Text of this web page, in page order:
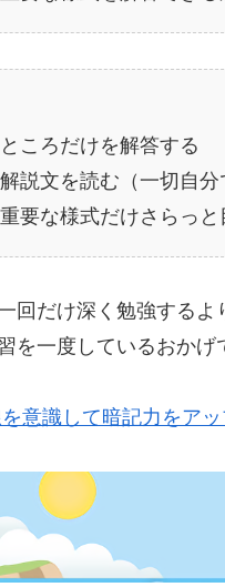
ころだけを解答する
文を読む（一切自分
要な様式だけさらっと
回だけ深く勉強するよ
を一度しているおか
意識して暗記力をアッ